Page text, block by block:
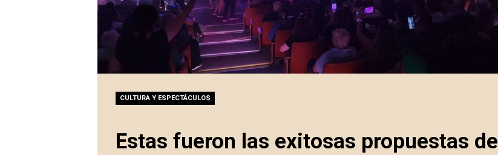
CULTURA Y ESPECTÁCULOS
Estas fueron las exitosas propuestas de